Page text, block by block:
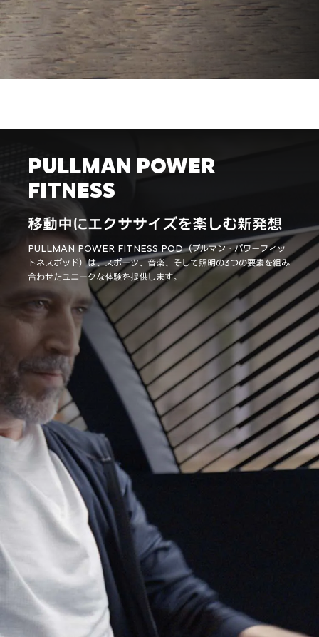
PULLMAN POWER
FITNESS
移動中にエクササイズを楽しむ新発想
PULLMAN POWER FITNESS POD（プルマン・パワーフィッ
トネスポッド）は、スポーツ、音楽、そして照明の3つの要素を組み
合わせたユニークな体験を提供します。